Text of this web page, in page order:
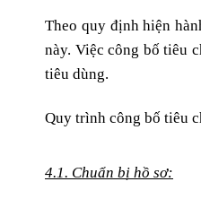
Theo quy định hiện
này. Việc công bố tiêu
tiêu dùng.
Quy trình công bố tiêu
4.1. Chuẩn bị hồ sơ: